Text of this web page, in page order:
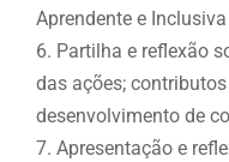
Aprendente e
6. Partilha e reflexão
das ações;
desenvolvimento de
7. Apresentação e